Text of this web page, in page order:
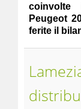
Peugeot
ferite il